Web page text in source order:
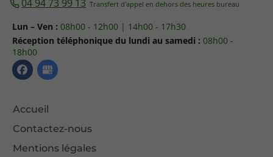
04 94 73 99 13
Lun – Ven : 08h00 - 12h00 | 14h00 - 17h30
Réception téléphonique du lundi au samedi : 08h00 -
18h00
Accueil
Contactez-nous
Mentions légales